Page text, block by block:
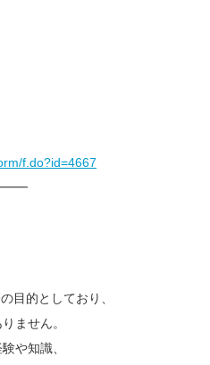
f.do?id=4667
目的としており、
ません。
や知識、